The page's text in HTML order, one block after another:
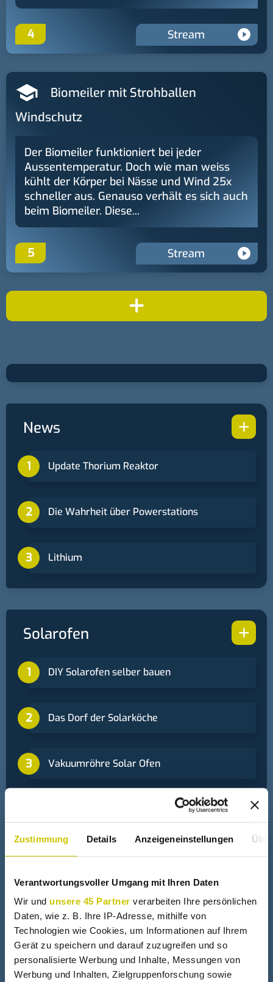
Zustimmung Details Anzeigeneinstellungen
Verantwortungsvoller Umgang mit Ihren Daten
Wir und unsere 45 Partner verarbeiten Ihre persönlichen
Daten, wie z. B. Ihre IP-Adresse, mithilfe von
Technologien wie Cookies, um Informationen auf Ihrem
Gerät zu speichern und darauf zuzugreifen und so
personalisierte Werbung und Inhalte, Messungen von
Werbung und Inhalten, Zielgruppenforschung sowie
4 Stream
Biomeiler mit Strohballen
Windschutz
Der Biomeiler funktioniert bei jeder
Aussentemperatur. Doch wie man weiss
kühlt der Körper bei Nässe und Wind 25x
schneller aus. Genauso verhält es sich auch
beim Biomeiler. Diese...
5 Stream
+
+
News
Update Thorium Reaktor
Die Wahrheit über Powerstations
Lithium
+
Solarofen
DIY Solarofen selber bauen
Das Dorf der Solarköche
Vakuumröhre Solar Ofen
Solarkocher
Profi Solarkocher
Wasserlinse zum Kochen
Der Wasserlinsen Kochtest